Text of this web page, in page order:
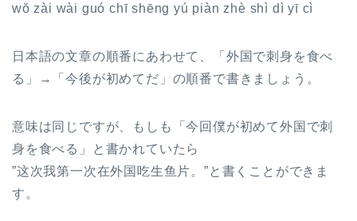
wŏ zài wài guó chī shēng yú piàn zhè shì dì yī cì
日本語の文章の順番にあわせて、「外国で刺身を食べ
る」→「今後が初めてだ」の順番で書きましょう。
意味は同じですが、もしも「今回僕が初めて外国で刺
身を食べる」と書かれていたら
”这次我第一次在外国吃生鱼片。”と書くことができま
す。